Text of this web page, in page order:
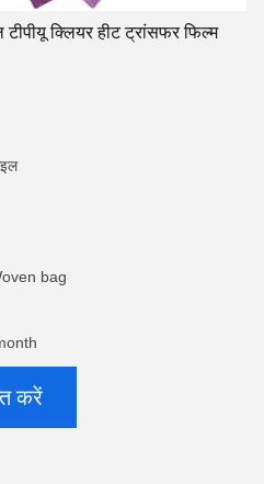
टीपीयू क्लियर हीट ट्रांसफर फिल्म
bag
करें